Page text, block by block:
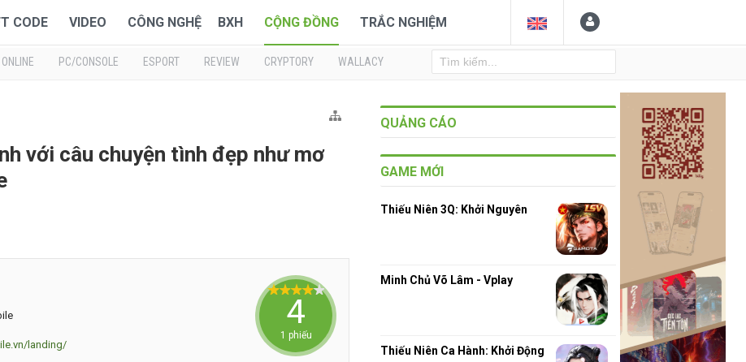
CODE VIDEO CÔNG NGHỆ BXH CỘNG ĐỒNG TRẮC NGHIỆM
PC/CONSOLE ESPORT REVIEW CRYPTORY WALLACY
với câu chuyện tình đẹp như mơ
landing/
4
1 phiếu
QUẢNG CÁO
GAME MỚI
Thiếu Niên 3Q: Khởi Nguyên
Minh Chủ Võ Lâm - Vplay
Thiếu Niên Ca Hành: Khởi Động